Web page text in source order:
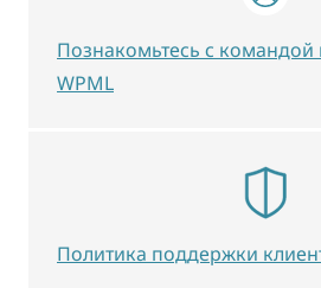
Познакомьтесь с
WPML
Политика поддержки